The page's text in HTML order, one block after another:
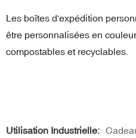
Les boîtes d'expédition
être personnalisées en
compostables et recyclables.
Utilisation Industrielle: